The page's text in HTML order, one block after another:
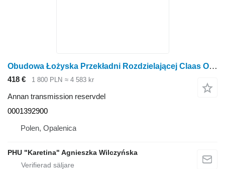
Obudowa Łożyska Przekładni Rozdzielającej Claas Orbis 450 Distributionsdrev Lagerhus DELAR 00013 0001392900 till Claas Orbis 450 radoberoende skärbord för majsskörd
418 € 1 800 PLN ≈ 4 583 kr
Annan transmission reservdel
0001392900
Polen, Opalenica
PHU "Karetina" Agnieszka Wilczyńska